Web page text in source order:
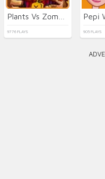
9776 PLAYS 905 PLAYS